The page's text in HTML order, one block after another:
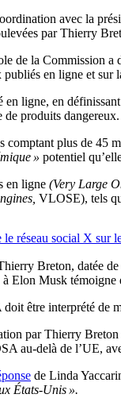
avec la
par Thierry
de la Commission
en ligne et sur
ligne, en
de produits dangereux.
plus de 45
» potentiel
en ligne (Very Large
VLOSE), tels
réseau social X sur
Breton, datée
à Elon Musk
être interprété de
par Thierry Breton
au-delà de l’UE,
de Linda
États-Unis ».